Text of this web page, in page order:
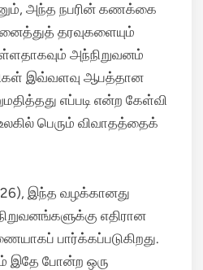
அந்த நபரின் கணக்கை
தரவுகளையும்
அந்நிறுவனம்
இவ்வளவு ஆபத்தான
எப்படி என்ற கேள்வி
பெரும் விவாதத்தைக்
இந்த வழக்கானது
எதிரான
பார்க்கப்படுகிறது.
இதே போன்ற ஒரு